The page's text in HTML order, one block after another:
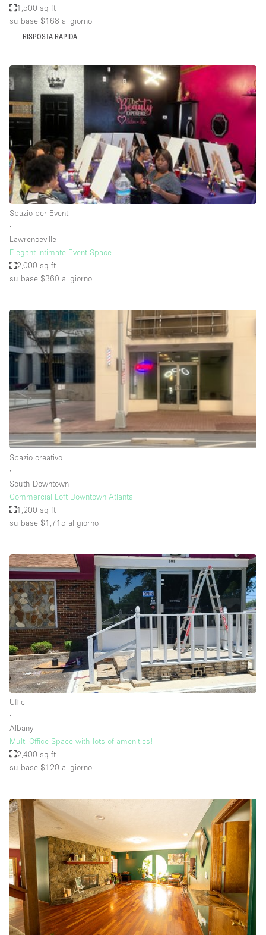
Bagno
Banconi
Camere Multiple
Camerini di prova
Concierge
Elettricità
Esposizione di Automobili
Giardino
Illuminazione
Impianto audiovisivo
Industriale
Internet
Livello strada
Luce Diurna
Magazzino
Parcheggio privato
Piano terra
Raw
Riscaldamento
Sistema di sicurezza
Smoking Area
Spazio living
Terrace
Tetto / Terrazza
Vetrina
Vista incredibile
Water Access
Whitebox / Minimal
Seminterrato
Piano terra su corte
Centro commerciale
Terrazza
Di sopra
Altro
1,500 sq ft
su base $168 al giorno
RISPOSTA RAPIDA
Spazio per Eventi
∙
Lawrenceville
Elegant Intimate Event Space
2,000 sq ft
su base $360 al giorno
Spazio creativo
∙
South Downtown
Commercial Loft Downtown Atlanta
1,200 sq ft
su base $1,715 al giorno
Uffici
∙
Albany
Multi-Office Space with lots of amenities!
2,400 sq ft
su base $120 al giorno